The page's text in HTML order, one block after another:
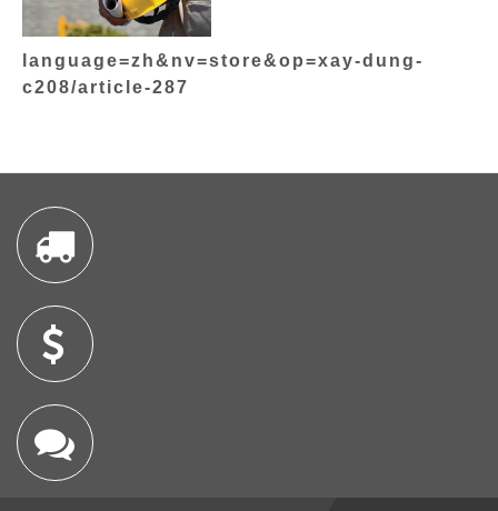
language=zh&nv=store&op=xay-dung-
c208/article-287